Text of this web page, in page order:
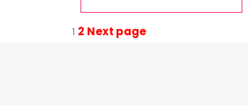
1 2 Next page